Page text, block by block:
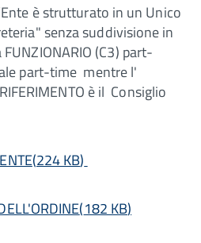
è strutturato in un Unico
senza suddivisione in
(C3) part-
part-time mentre l'
è il Consiglio
(224 KB)
(182 KB)